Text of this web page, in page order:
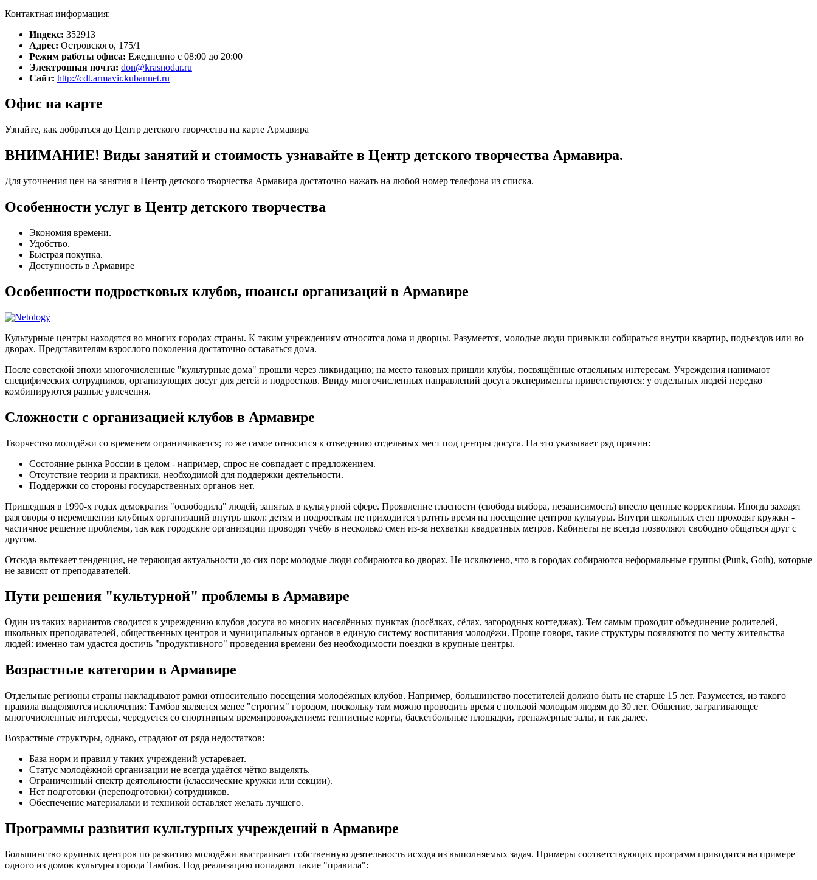
Контактная информация:
Индекс: 352913
Адрес: Островского, 175/1
Режим работы офиса: Ежедневно с 08:00 до 20:00
Электронная почта: don@krasnodar.ru
Сайт: http://cdt.armavir.kubannet.ru
Офис на карте
Узнайте, как добраться до Центр детского творчества на карте Армавира
ВНИМАНИЕ! Виды занятий и стоимость узнавайте в Центр детского творчества Армавира.
Для уточнения цен на занятия в Центр детского творчества Армавира достаточно нажать на любой номер телефона из списка.
Особенности услуг в Центр детского творчества
Экономия времени.
Удобство.
Быстрая покупка.
Доступность в Армавире
Особенности подростковых клубов, нюансы организаций в Армавире
Культурные центры находятся во многих городах страны. К таким учреждениям относятся дома и дворцы. Разумеется, молодые люди привыкли собираться внутри квартир, подъездов или во
дворах. Представителям взрослого поколения достаточно оставаться дома.
После советской эпохи многочисленные "культурные дома" прошли через ликвидацию; на место таковых пришли клубы, посвящённые отдельным интересам. Учреждения нанимают
специфических сотрудников, организующих досуг для детей и подростков. Ввиду многочисленных направлений досуга эксперименты приветствуются: у отдельных людей нередко
комбинируются разные увлечения.
Сложности с организацией клубов в Армавире
Творчество молодёжи со временем ограничивается; то же самое относится к отведению отдельных мест под центры досуга. На это указывает ряд причин:
Состояние рынка России в целом - например, спрос не совпадает с предложением.
Отсутствие теории и практики, необходимой для поддержки деятельности.
Поддержки со стороны государственных органов нет.
Пришедшая в 1990-х годах демократия "освободила" людей, занятых в культурной сфере. Проявление гласности (свобода выбора, независимость) внесло ценные коррективы. Иногда заходят
разговоры о перемещении клубных организаций внутрь школ: детям и подросткам не приходится тратить время на посещение центров культуры. Внутри школьных стен проходят кружки -
частичное решение проблемы, так как городские организации проводят учёбу в несколько смен из-за нехватки квадратных метров. Кабинеты не всегда позволяют свободно общаться друг с
другом.
Отсюда вытекает тенденция, не теряющая актуальности до сих пор: молодые люди собираются во дворах. Не исключено, что в городах собираются неформальные группы (Punk, Goth), которые
не зависят от преподавателей.
Пути решения "культурной" проблемы в Армавире
Один из таких вариантов сводится к учреждению клубов досуга во многих населённых пунктах (посёлках, сёлах, загородных коттеджах). Тем самым проходит объединение родителей,
школьных преподавателей, общественных центров и муниципальных органов в единую систему воспитания молодёжи. Проще говоря, такие структуры появляются по месту жительства
людей: именно там удастся достичь "продуктивного" проведения времени без необходимости поездки в крупные центры.
Возрастные категории в Армавире
Отдельные регионы страны накладывают рамки относительно посещения молодёжных клубов. Например, большинство посетителей должно быть не старше 15 лет. Разумеется, из такого
правила выделяются исключения: Тамбов является менее "строгим" городом, поскольку там можно проводить время с пользой молодым людям до 30 лет. Общение, затрагивающее
многочисленные интересы, чередуется со спортивным времяпровождением: теннисные корты, баскетбольные площадки, тренажёрные залы, и так далее.
Возрастные структуры, однако, страдают от ряда недостатков:
База норм и правил у таких учреждений устаревает.
Статус молодёжной организации не всегда удаётся чётко выделять.
Ограниченный спектр деятельности (классические кружки или секции).
Нет подготовки (переподготовки) сотрудников.
Обеспечение материалами и техникой оставляет желать лучшего.
Программы развития культурных учреждений в Армавире
Большинство крупных центров по развитию молодёжи выстраивает собственную деятельность исходя из выполняемых задач. Примеры соответствующих программ приводятся на примере
одного из домов культуры города Тамбов. Под реализацию попадают такие "правила":